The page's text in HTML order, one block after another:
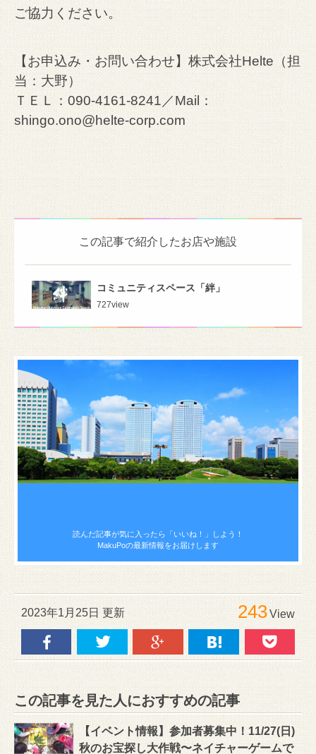
ご協力ください。
【お申込み・お問い合わせ】株式会社Helte（担
当：大野）
ＴＥＬ：090-4161-8241／Mail：
shingo.ono@helte-corp.com
この記事で紹介したお店や施設
コミュニティスペース「絆」
727view
読んだ記事が気に入ったら 「いいね！」しよう！
MakuPoの最新情報をお届けします
2023年1月25日 更新 243View
この記事を見た人におすすめの記事
【イベント情報】参加者募集中！11/27(日)
秋のお宝探し大作戦〜ネイチャーゲームで